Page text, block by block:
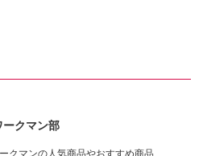
ークマン部
クマンの人気商品やおすすめ商品